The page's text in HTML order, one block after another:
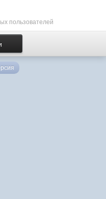
пользователей